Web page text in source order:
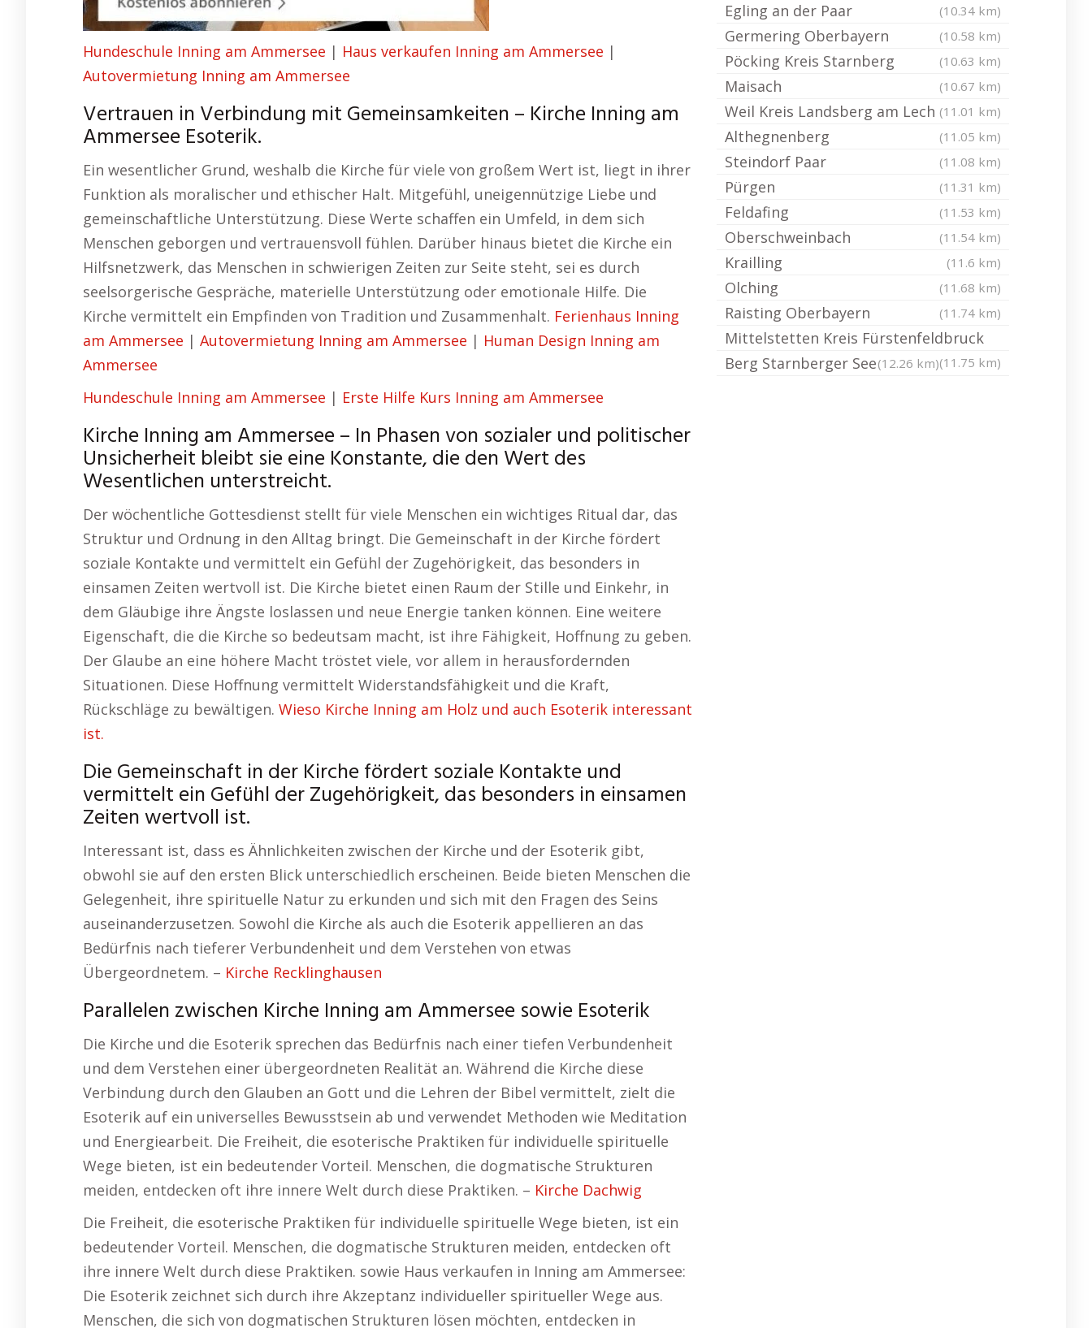
Hundeschule Inning am Ammersee | Haus verkaufen Inning am Ammersee |
Autovermietung Inning am Ammersee
Vertrauen in Verbindung mit Gemeinsamkeiten – Kirche Inning am
Ammersee Esoterik.
Ein wesentlicher Grund, weshalb die Kirche für viele von großem Wert ist, liegt in ihrer
Funktion als moralischer und ethischer Halt. Mitgefühl, uneigennützige Liebe und
gemeinschaftliche Unterstützung. Diese Werte schaffen ein Umfeld, in dem sich
Menschen geborgen und vertrauensvoll fühlen. Darüber hinaus bietet die Kirche ein
Hilfsnetzwerk, das Menschen in schwierigen Zeiten zur Seite steht, sei es durch
seelsorgerische Gespräche, materielle Unterstützung oder emotionale Hilfe. Die
Kirche vermittelt ein Empfinden von Tradition und Zusammenhalt. Ferienhaus Inning
am Ammersee | Autovermietung Inning am Ammersee | Human Design Inning am
Ammersee
Hundeschule Inning am Ammersee | Erste Hilfe Kurs Inning am Ammersee
Kirche Inning am Ammersee – In Phasen von sozialer und politischer
Unsicherheit bleibt sie eine Konstante, die den Wert des
Wesentlichen unterstreicht.
Der wöchentliche Gottesdienst stellt für viele Menschen ein wichtiges Ritual dar, das
Struktur und Ordnung in den Alltag bringt. Die Gemeinschaft in der Kirche fördert
soziale Kontakte und vermittelt ein Gefühl der Zugehörigkeit, das besonders in
einsamen Zeiten wertvoll ist. Die Kirche bietet einen Raum der Stille und Einkehr, in
dem Gläubige ihre Ängste loslassen und neue Energie tanken können. Eine weitere
Eigenschaft, die die Kirche so bedeutsam macht, ist ihre Fähigkeit, Hoffnung zu geben.
Der Glaube an eine höhere Macht tröstet viele, vor allem in herausfordernden
Situationen. Diese Hoffnung vermittelt Widerstandsfähigkeit und die Kraft,
Rückschläge zu bewältigen. Wieso Kirche Inning am Holz und auch Esoterik interessant
ist.
Die Gemeinschaft in der Kirche fördert soziale Kontakte und
vermittelt ein Gefühl der Zugehörigkeit, das besonders in einsamen
Zeiten wertvoll ist.
Interessant ist, dass es Ähnlichkeiten zwischen der Kirche und der Esoterik gibt,
obwohl sie auf den ersten Blick unterschiedlich erscheinen. Beide bieten Menschen die
Gelegenheit, ihre spirituelle Natur zu erkunden und sich mit den Fragen des Seins
auseinanderzusetzen. Sowohl die Kirche als auch die Esoterik appellieren an das
Bedürfnis nach tieferer Verbundenheit und dem Verstehen von etwas
Übergeordnetem. – Kirche Recklinghausen
Parallelen zwischen Kirche Inning am Ammersee sowie Esoterik
Die Kirche und die Esoterik sprechen das Bedürfnis nach einer tiefen Verbundenheit
und dem Verstehen einer übergeordneten Realität an. Während die Kirche diese
Verbindung durch den Glauben an Gott und die Lehren der Bibel vermittelt, zielt die
Esoterik auf ein universelles Bewusstsein ab und verwendet Methoden wie Meditation
und Energiearbeit. Die Freiheit, die esoterische Praktiken für individuelle spirituelle
Wege bieten, ist ein bedeutender Vorteil. Menschen, die dogmatische Strukturen
meiden, entdecken oft ihre innere Welt durch diese Praktiken. – Kirche Dachwig
Die Freiheit, die esoterische Praktiken für individuelle spirituelle Wege bieten, ist ein
bedeutender Vorteil. Menschen, die dogmatische Strukturen meiden, entdecken oft
ihre innere Welt durch diese Praktiken. sowie Haus verkaufen in Inning am Ammersee:
Die Esoterik zeichnet sich durch ihre Akzeptanz individueller spiritueller Wege aus.
Menschen, die sich von dogmatischen Strukturen lösen möchten, entdecken in
Egling an der Paar (10.34 km)
Germering Oberbayern (10.58 km)
Pöcking Kreis Starnberg (10.63 km)
Maisach (10.67 km)
Weil Kreis Landsberg am Lech (11.01 km)
Althegnenberg (11.05 km)
Steindorf Paar (11.08 km)
Pürgen (11.31 km)
Feldafing (11.53 km)
Oberschweinbach (11.54 km)
Krailling (11.6 km)
Olching (11.68 km)
Raisting Oberbayern (11.74 km)
Mittelstetten Kreis Fürstenfeldbruck
(11.75 km)
Berg Starnberger See(12.26 km)